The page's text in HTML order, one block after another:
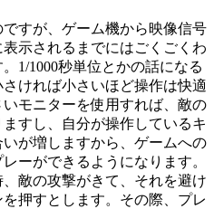
ですが、ゲーム機から映像信号
示されるまでにはごくごくわ
1/1000秒単位とかの話になる
ければ小さいほど操作は快適
モニターを使用すれば、敵の
すし、自分が操作しているキ
が増しますから、ゲームへの
ーができるようになります。
敵の攻撃がきて、それを避け
押すとします。その際、プレ